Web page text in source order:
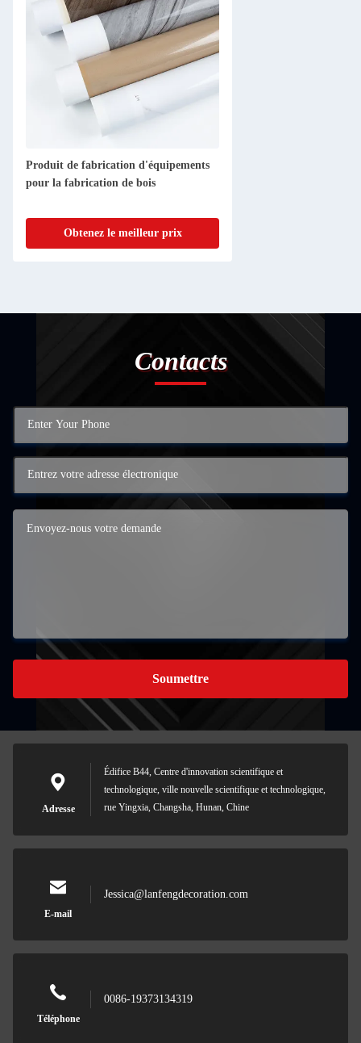
Produit de fabrication d'équipements
pour la fabrication de bois
Obtenez le meilleur prix
Contacts
Soumettre
Adresse
Édifice B44, Centre d'innovation scientifique et
technologique, ville nouvelle scientifique et technologique,
rue Yingxia, Changsha, Hunan, Chine
E-mail
Jessica@lanfengdecoration.com
Téléphone
0086-19373134319